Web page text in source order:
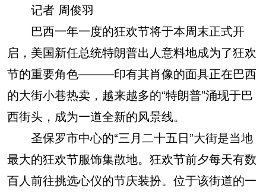
记者 周俊羽
巴西一年一度的狂欢节将于本周末正式开
启，美国新任总统特朗普出人意料地成为了狂欢
节的重要角色———印有其肖像的面具正在巴西
的大街小巷热卖，越来越多的“特朗普”涌现于巴
西街头，成为一道全新的风景线。
圣保罗市中心的“三月二十五日”大街是当地
最大的狂欢节服饰集散地。狂欢节前夕每天有数
百人前往挑选心仪的节庆装扮。位于该街道的一